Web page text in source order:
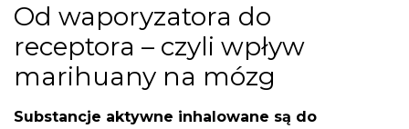
Od waporyzatora do
receptora – czyli wpływ
marihuany na mózg
Substancje aktywne inhalowane są do